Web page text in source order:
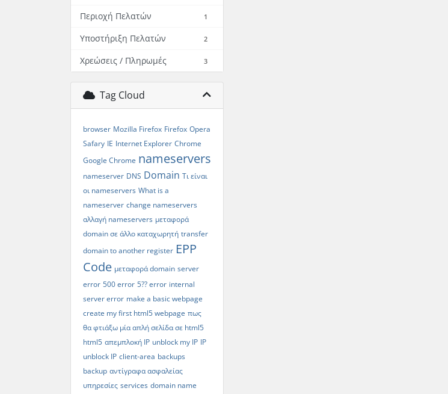
Περιοχή Πελατών 1
Υποστήριξη Πελατών 2
Χρεώσεις / Πληρωμές 3
Tag Cloud
browser Mozilla Firefox Firefox Opera
Safary IE Internet Explorer Chrome
Google Chrome nameservers
nameserver DNS Domain Τι είναι
οι nameservers What is a
nameserver change nameservers
αλλαγή nameservers μεταφορά
domain σε άλλο καταχωρητή transfer
domain to another register EPP
Code μεταφορά domain server
error 500 error 5?? error internal
server error make a basic webpage
create my first html5 webpage πως
θα φτιάξω μία απλή σελίδα σε html5
html5 απεμπλοκή IP unblock my IP IP
unblock IP client-area backups
backup αντίγραφα ασφαλείας
υπηρεσίες services domain name